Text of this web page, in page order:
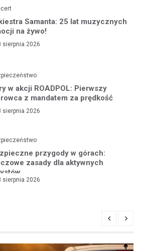
Samanta: 25 lat muzycznych
na żywo!
sierpnia 2026
w akcji ROADPOL: Pierwszy
z mandatem za prędkość
sierpnia 2026
przygody w górach:
zasady dla aktywnych
sierpnia 2026